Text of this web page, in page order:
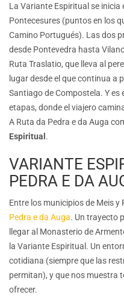
La Variante Espiritual se inicia
Pontecesures (puntos en los
Camino Portugués). Las dos
desde Pontevedra hasta
Ruta Traslatio, que lleva al
lugar desde el que continua a
Santiago de Compostela. Y es
etapas, donde el viajero
A Ruta da Pedra e da Auga
Espiritual .
VARIANTE
PEDRA E DA
Entre los municipios de Meis y
Pedra e da Auga. Un trayecto
llegar al Monasterio de
la Variante Espiritual. Un
cotidiana (siempre que las
permitan), y que nos muestra
ofrecer.